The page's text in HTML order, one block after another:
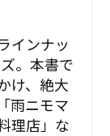
インナッ
。本書で
け、絶大
雨ニモマ
理店」な